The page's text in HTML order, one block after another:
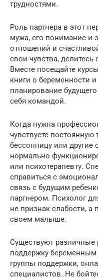
трудностями.
Роль партнера в этот
мужа, его понимание и
отношений и
свои чувства,
Вместе посещайте
книги о беременности
планирование
себя командой.
Когда нужна
чувствуете постоянную
бессонницу или
нормально
или психотерапевту.
справиться с
связь с будущим
партнером. Психолог
не признак слабости, а
своем малыше.
Существуют различные
поддержку
группы поддержки,
специалистов. Не